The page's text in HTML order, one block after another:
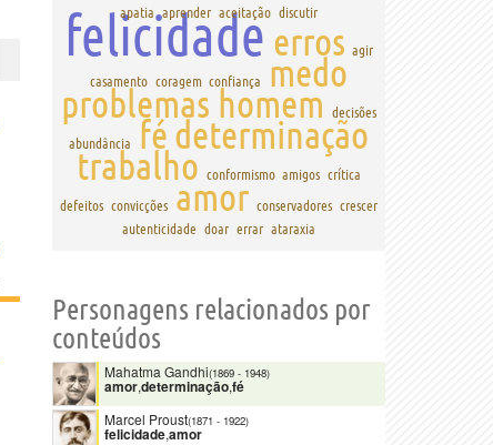
apatia aprender aceitação discutir
felicidade erros agir
casamento coragem confiança medo
problemas homem
decisões
abundância
fé determinação
trabalho conformismo amigos crítica
defeitos convicções amor conservadores crescer
autenticidade doar errar ataraxia
Personagens relacionados por
conteúdos
Mahatma Gandhi(1869 - 1948)
amor,determinação,fé
Marcel Proust(1871 - 1922)
felicidade,amor